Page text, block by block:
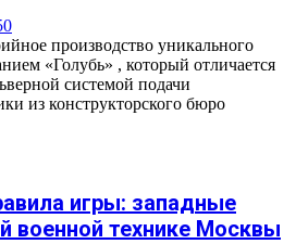
0
производство уникального
«Голубь» , который отличается
системой подачи
из конструкторского бюро
игры: западные
военной технике Москвы